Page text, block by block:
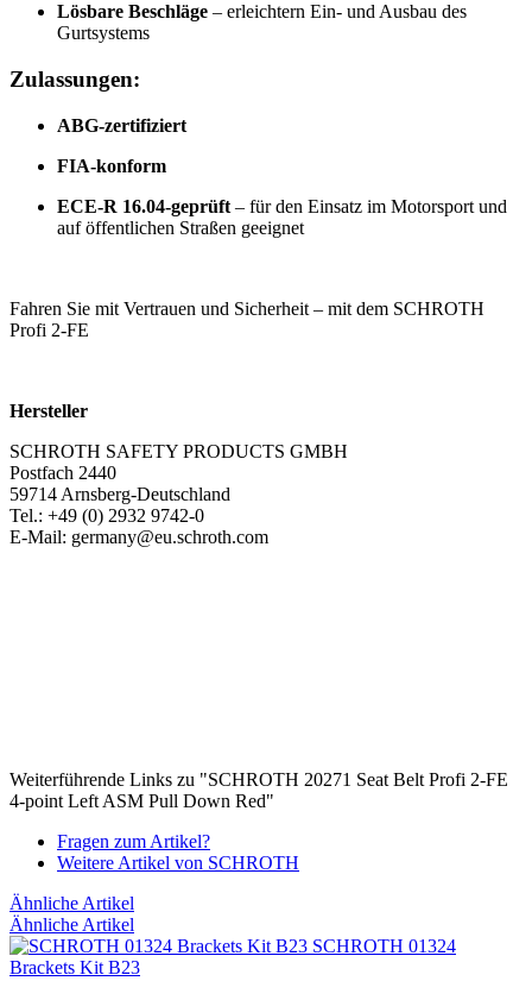
Lösbare Beschläge – erleichtern Ein- und Ausbau des
Gurtsystems
Zulassungen:
ABG-zertifiziert
FIA-konform
ECE-R 16.04-geprüft – für den Einsatz im Motorsport und
auf öffentlichen Straßen geeignet
Fahren Sie mit Vertrauen und Sicherheit – mit dem SCHROTH
Profi 2-FE
Hersteller
SCHROTH SAFETY PRODUCTS GMBH
Postfach 2440
59714 Arnsberg-Deutschland
Tel.: +49 (0) 2932 9742-0
E-Mail: germany@eu.schroth.com
Weiterführende Links zu "SCHROTH 20271 Seat Belt Profi 2-FE
4-point Left ASM Pull Down Red"
Fragen zum Artikel?
Weitere Artikel von SCHROTH
Ähnliche Artikel
Ähnliche Artikel
SCHROTH 01324
Brackets Kit B23